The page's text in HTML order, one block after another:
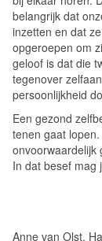
belangrijk dat
inzetten en dat
opgeroepen om
geloof is dat die
tegenover
persoonlijkheid
Een gezond
tenen gaat
onvoorwaardelijk
In dat besef mag
Anne van Olst,